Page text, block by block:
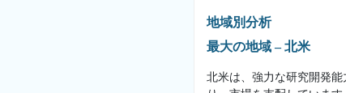
地域別分析
最大の地域 – 北米
北米は、強力な研究開発